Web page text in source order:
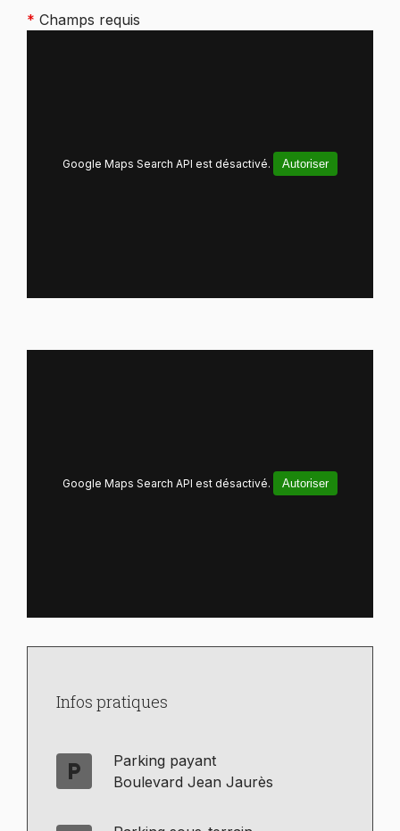
* Champs requis
Google Maps Search API est désactivé. Autoriser
Google Maps Search API est désactivé. Autoriser
Infos pratiques
local_parking
Parking payant
Boulevard Jean Jaurès